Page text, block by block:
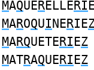
MAQUERELLERIE
MAROQUINERIE
MARQUETERIEZ
MATRAQUERIEZ